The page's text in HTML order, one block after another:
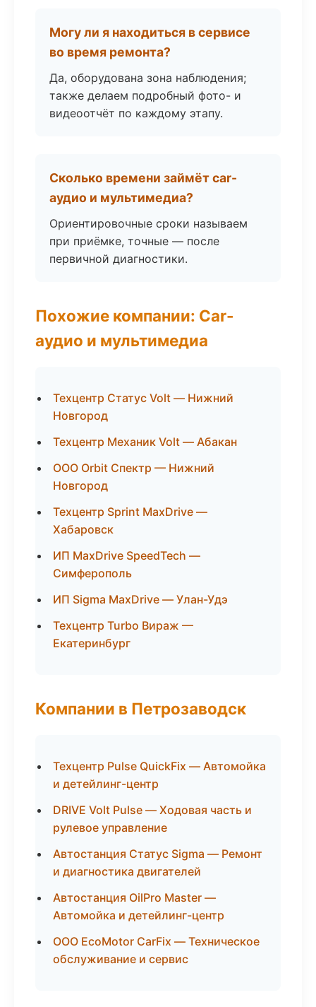
Могу ли я находиться в сервисе
во время ремонта?
Да, оборудована зона наблюдения;
также делаем подробный фото- и
видеоотчёт по каждому этапу.
Сколько времени займёт car-
аудио и мультимедиа?
Ориентировочные сроки называем
при приёмке, точные — после
первичной диагностики.
Похожие компании: Car-
аудио и мультимедиа
Техцентр Статус Volt — Нижний
Новгород
Техцентр Механик Volt — Абакан
ООО Orbit Спектр — Нижний
Новгород
Техцентр Sprint MaxDrive —
Хабаровск
ИП MaxDrive SpeedTech —
Симферополь
ИП Sigma MaxDrive — Улан-Удэ
Техцентр Turbo Вираж —
Екатеринбург
Компании в Петрозаводск
Техцентр Pulse QuickFix — Автомойка
и детейлинг-центр
DRIVE Volt Pulse — Ходовая часть и
рулевое управление
Автостанция Статус Sigma — Ремонт
и диагностика двигателей
Автостанция OilPro Master —
Автомойка и детейлинг-центр
ООО EcoMotor CarFix — Техническое
обслуживание и сервис